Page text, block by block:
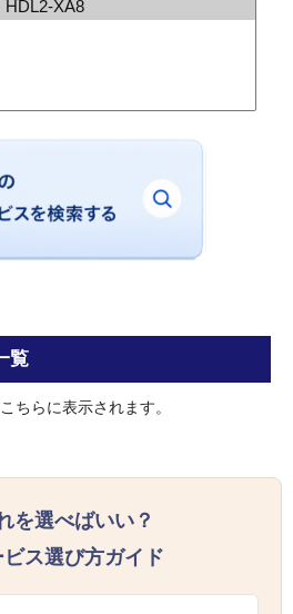
覧
ちらに表示されます。
を選べばいい？
ス選び方ガイド